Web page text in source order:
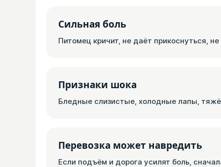
Сильная боль
Питомец кричит, не даёт прикоснуться,
Признаки шока
Бледные слизистые, холодные лапы,
Перевозка может навредить
Если подъём и дорога усилят боль,